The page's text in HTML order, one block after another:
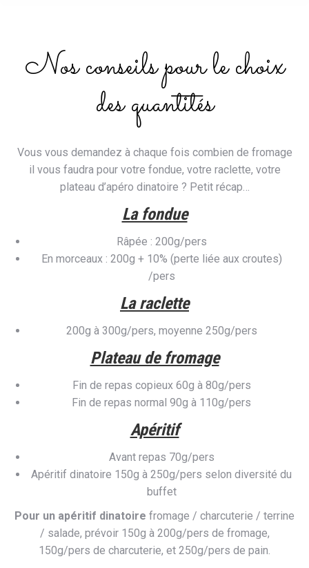
Nos conseils pour le choix
des quantités
Vous vous demandez à chaque fois combien de fromage
il vous faudra pour votre fondue, votre raclette, votre
plateau d’apéro dinatoire ? Petit récap…
La fondue
Râpée : 200g/pers
En morceaux : 200g + 10% (perte liée aux croutes)
/pers
La raclette
200g à 300g/pers, moyenne 250g/pers
Plateau de fromage
Fin de repas copieux 60g à 80g/pers
Fin de repas normal 90g à 110g/pers
Apéritif
Avant repas 70g/pers
Apéritif dinatoire 150g à 250g/pers selon diversité du
buffet
Pour un apéritif dinatoire fromage / charcuterie / terrine
/ salade, prévoir 150g à 200g/pers de fromage,
150g/pers de charcuterie, et 250g/pers de pain.